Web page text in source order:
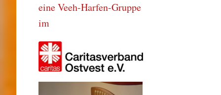
eine Veeh-Harfen-Gruppe
im